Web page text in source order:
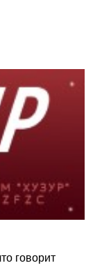
говорит